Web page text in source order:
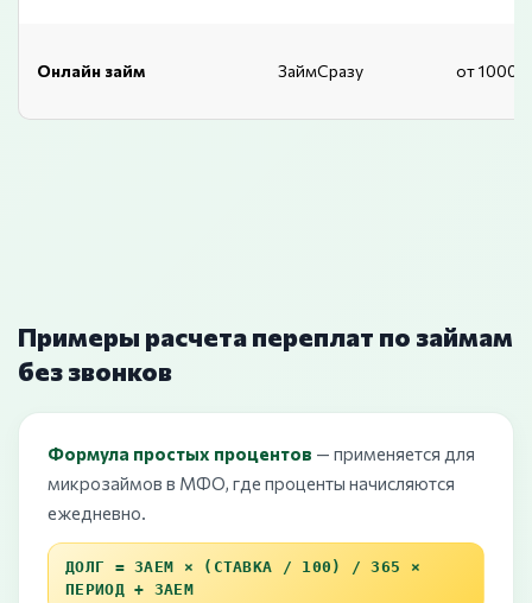
Онлайн займ ЗаймСразу от
Примеры расчета переплат по займам
без звонков
Формула простых процентов — применяется для
микрозаймов в МФО, где проценты начисляются
ежедневно.
ДОЛГ = ЗАЕМ × (СТАВКА / 100) / 365 ×
ПЕРИОД + ЗАЕМ